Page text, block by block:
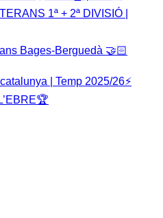
1ª + 2ª DIVISIÓ |
Bages-Berguedà 🤝🏻
| Temp 2025/26⚡️